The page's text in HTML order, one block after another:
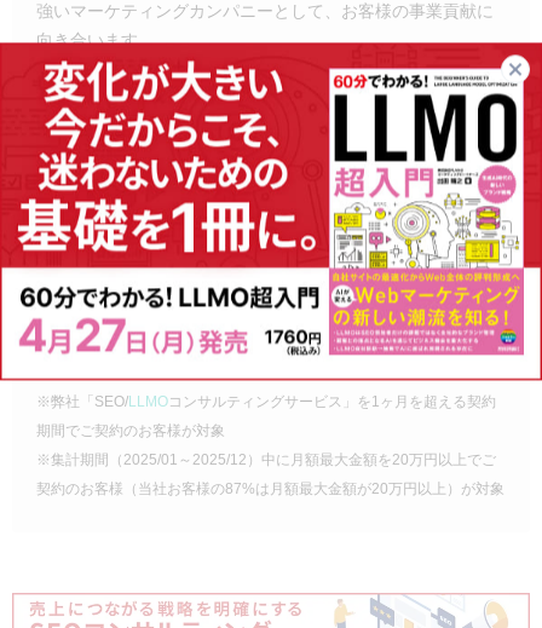
強いマーケティングカンパニーとして、お客様の事業貢献に
向き合います。
②SEOツール「SEARCH WRITE
SEARCH WRITE」は、知識を問わず使いやすい
SEOツール
です。SEOで必要な分析から施策実行・成果振り返りまでが
簡単に行える設計になっています。
■その他
関連するサービスとして
Webサイト制作や記事制作、
CROコ
ンサルティング（CV改善サービス）なども承っております。
また、当メディア「PINTO!」では、SEO最新情報やSEO専門
家コラムも発信中。ぜひ、SEO情報の収集にお役立てくださ
い。
※弊社「SEO/LLMOコンサルティングサービス」を1ヶ月を超える契約
期間でご契約のお客様が対象
※集計期間（2025/01～2025/12）中に月額最大金額を20万円以上でご
契約のお客様（当社お客様の87%は月額最大金額が20万円以上）が対象